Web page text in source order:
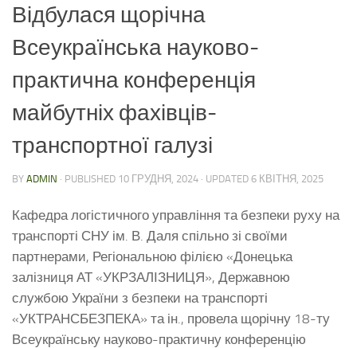
Відбулася щорічна
Всеукраїнська науково-
практична конференція
майбутніх фахівців-
транспортної галузі
BY ADMIN · PUBLISHED 10 ГРУДНЯ, 2024 · UPDATED 6 КВІТНЯ, 2025
Кафедра логістичного управління та безпеки руху на
транспорті СНУ ім. В. Даля спільно зі своїми
партнерами, Регіональною філією «Донецька
залізниця АТ «УКРЗАЛІЗНИЦЯ», Державною
службою України з безпеки на транспорті
«УКТРАНСБЕЗПЕКА» та ін., провела щорічну 18-ту
Всеукраїнську науково-практичну конференцію